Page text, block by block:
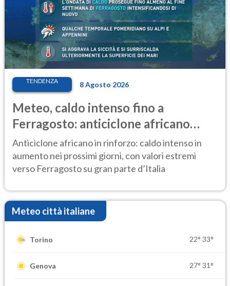
TENDENZA 8 Agosto 2026
Meteo, caldo intenso fino a
Ferragosto: anticiclone africano
ancora protagonista
Anticiclone africano in rinforzo: caldo intenso in
aumento nei prossimi giorni, con valori estremi
verso Ferragosto su gran parte d’Italia
Meteo città italiane
Torino 22° 33°
Genova 27° 31°